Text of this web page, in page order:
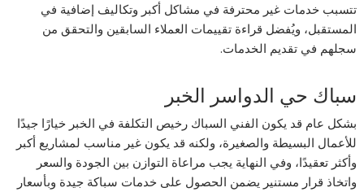
تتسبب خدمات غير محترفة في مشاكل أكبر وتكاليف إضافية في
المستقبل، ويُفضل قراءة تقييمات العملاء السابقين والتحقق من
سجلهم في تقديم الخدمات.
سباك حي الدواسر الخبر
بشكل عام قد يكون الفني السباك رخيص التكلفة في الخبر خيارًا جيدًا
للأعمال البسيطة والصغيرة، ولكنه قد يكون غير مناسب لمشاريع أكبر
وأكثر تعقيدًا، وفي النهاية يجب مراعاة التوازن بين الجودة والسعر
واتخاذ قرار مستنير يضمن الحصول على خدمات سباكة جيدة وبأسعار